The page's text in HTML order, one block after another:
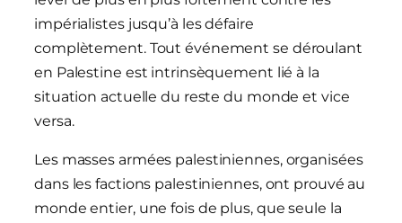
impérialistes jusqu’à les défaire
complètement. Tout événement se déroulant
en Palestine est intrinsèquement lié à la
situation actuelle du reste du monde et vice
versa.
Les masses armées palestiniennes, organisées
dans les factions palestiniennes, ont prouvé au
monde entier, une fois de plus, que seule la